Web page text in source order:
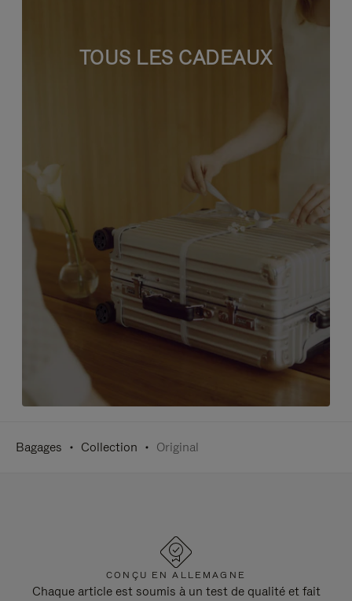
TOUS LES CADEAUX
Bagages Collection Original
CONÇU EN ALLEMAGNE
Chaque article est soumis à un test de qualité et fait